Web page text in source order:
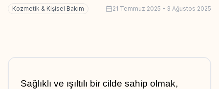
Kozmetik & Kişisel Bakım 21 Temmuz 2025 - 3 Ağustos 2025
Sağlıklı ve ışıltılı bir cilde sahip olmak,